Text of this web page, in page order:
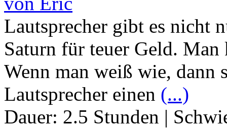
Lautsprecher gibt es nicht
Saturn für teuer Geld. Man
Wenn man weiß wie, dann
Lautsprecher einen (...)
Dauer: 2.5 Stunden |